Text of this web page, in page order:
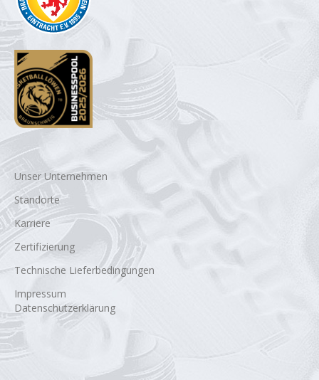
Unser Unternehmen
Standorte
Karriere
Zertifizierung
Technische Lieferbedingungen
Impressum
Datenschutzerklärung